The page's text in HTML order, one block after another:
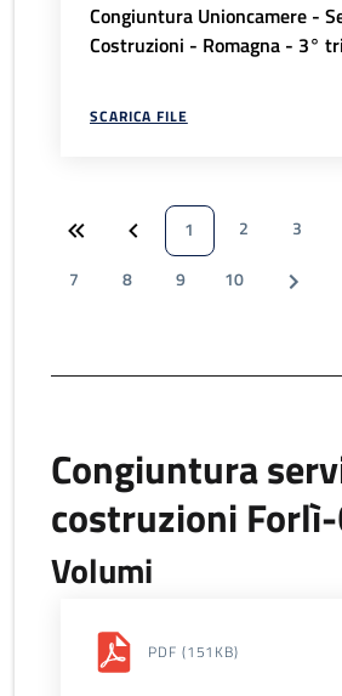
Congiuntura Unioncamere -
Costruzioni - Romagna - 3°
SCARICA FILE
1 2 3
7
8 9 10
Congiuntura
costruzioni Forlì-
Volumi
PDF (151KB)